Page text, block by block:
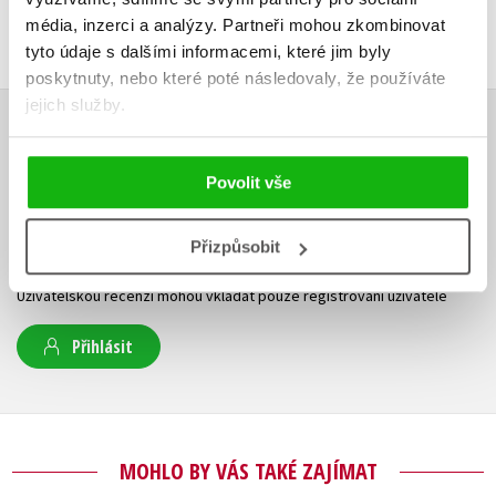
média, inzerci a analýzy. Partneři mohou zkombinovat
tyto údaje s dalšími informacemi, které jim byly
poskytnuty, nebo které poté následovaly, že používáte
jejich služby.
Povolit vše
Přizpůsobit
HODNOCENÍ ČTENÁŘŮ
Uživatelskou recenzi mohou vkládat pouze registrovaní uživatelé
Přihlásit
MOHLO BY VÁS TAKÉ ZAJÍMAT